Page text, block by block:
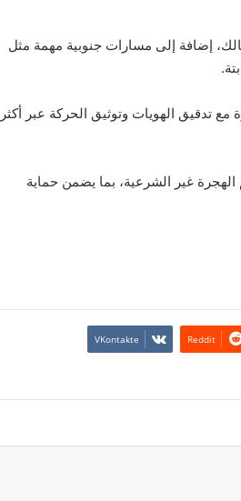
وجبال عبد المالك، إضافة إلى مسارات جنوبية مهمة مثل
تدقيق الهويات وتوثيق الحركة عبر أكثر
غير الشرعية، بما يضمن حماية